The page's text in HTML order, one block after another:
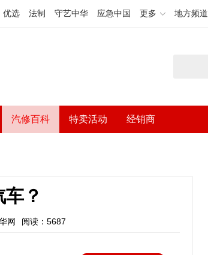
优选 法制 守艺中华 应急中国 更多 地方频道
汽修百科 特卖活动 经销商
？
网 阅读：5687